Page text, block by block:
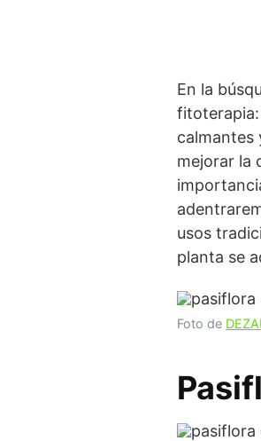
En la
fitoterapia:
calmantes
mejorar la
usos
planta se
Foto de